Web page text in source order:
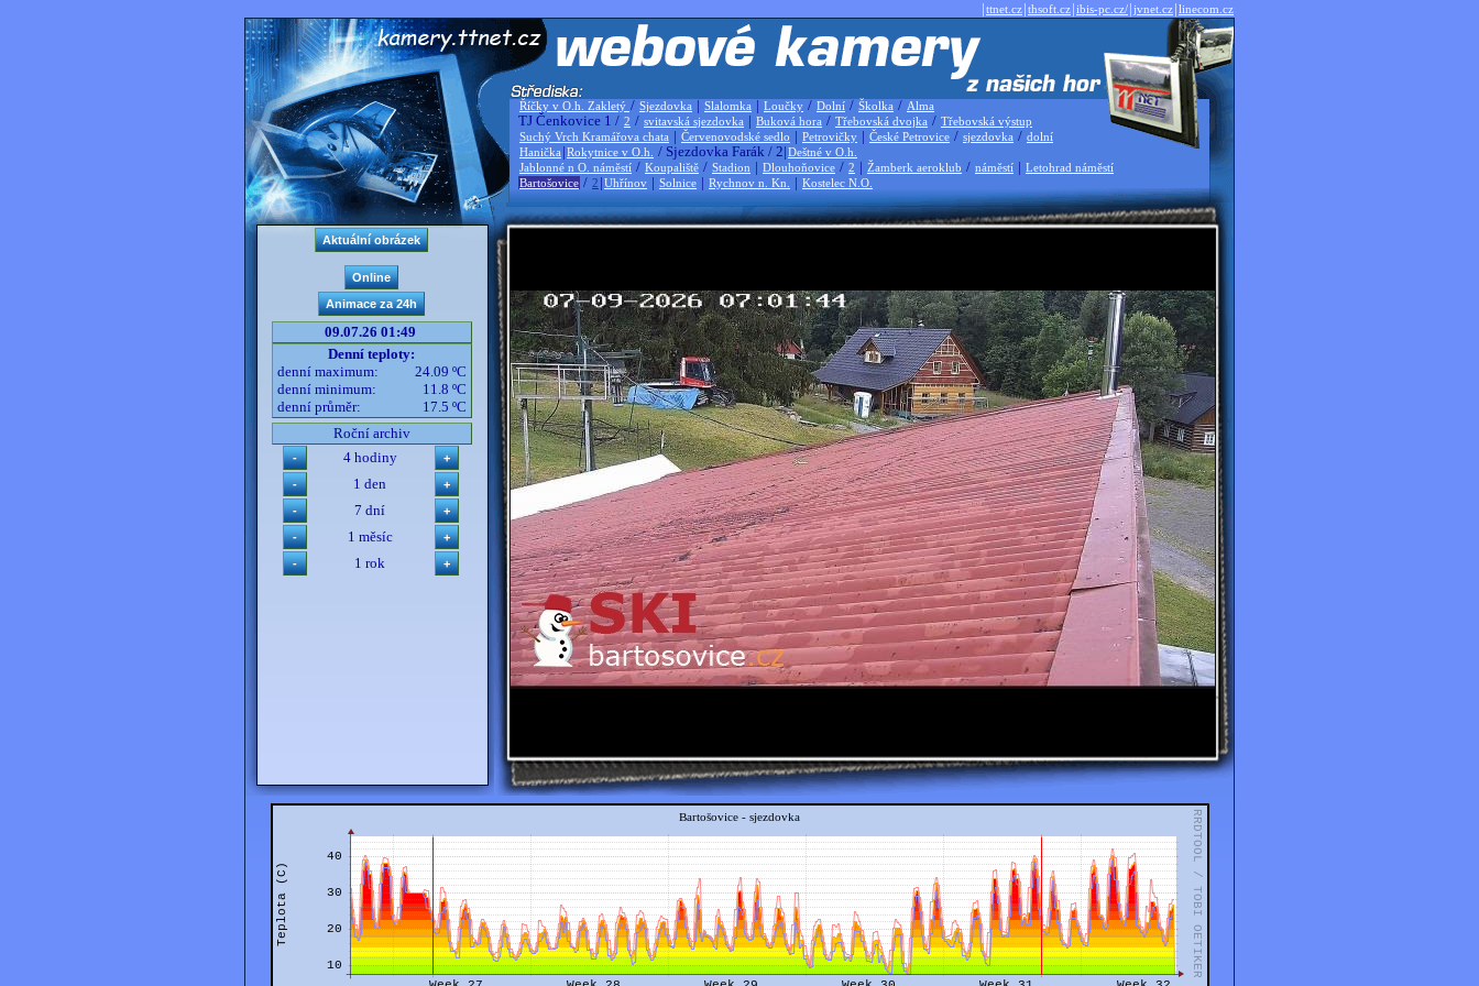
|ttnet.cz|thsoft.cz|ibis-pc.cz/|jvnet.cz|linecom.cz
Říčky v O.h. Zakletý / Sjezdovka | Slalomka | Loučky / Dolní / Školka / Alma
TJ Čenkovice 1 / 2 / svitavská sjezdovka | Buková hora / Třebovská dvojka / Třebovská výstup
Suchý Vrch Kramářova chata | Červenovodské sedlo | Petrovičky | České Petrovice / sjezdovka / dolní
Hanička |Rokytnice v O.h. / Sjezdovka Farák / 2|Deštné v O.h.
Jablonné n O. náměstí / Koupaliště / Stadion | Dlouhoňovice / 2 | Žamberk aeroklub / náměstí | Letohrad náměstí
Bartošovice / 2 |Uhřínov | Solnice | Rychnov n. Kn. | Kostelec N.O.
09.07.26 01:49
Denní teploty:
denní maximum:
24.09 ºC
denní minimum:
11.8 ºC
denní průměr:
17.5 ºC
Roční archiv
4 hodiny
1 den
7 dní
1 měsíc
1 rok